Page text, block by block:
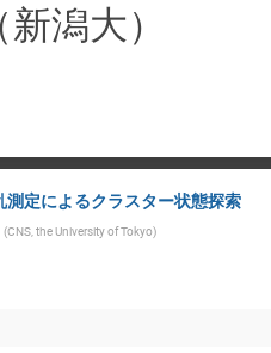
潟大）
測定によるクラスター状態探索
(CNS, the University of Tokyo)